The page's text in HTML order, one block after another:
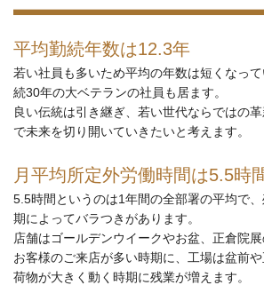
平均勤続年数は12.3年
若い社員も多いため平均の年数は短くなっ
続30年の大ベテランの社員も居ます。
良い伝統は引き継ぎ、若い世代ならではの
で未来を切り開いていきたいと考えます。
月平均所定外労働時間は5.5時
5.5時間というのは1年間の全部署の平均で
期によってバラつきがあります。
店舗はゴールデンウイークやお盆、正倉院
お客様のご来店が多い時期に、工場は盆前
荷物が大きく動く時期に残業が増えます。